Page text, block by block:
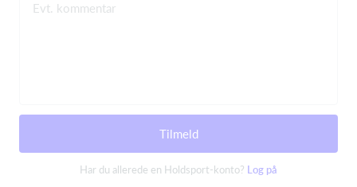
Evt. kommentar
Tilmeld
Har du allerede en Holdsport-konto? Log på